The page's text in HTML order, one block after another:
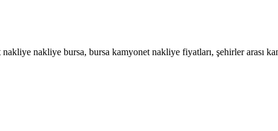
nakliye bursa, bursa kamyonet nakliye fiyatları, şehirler arası